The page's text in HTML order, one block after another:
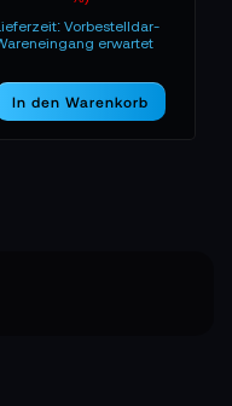
Vorbestelldar-
erwartet
In den Warenkorb